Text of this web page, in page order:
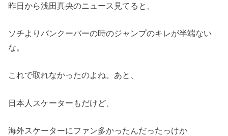
昨日から浅田真央のニュース見てると、
ソチよりバンクーバーの時のジャンプのキレが半端ない
な。
これで取れなかったのよね。あと、
日本人スケーターもだけど、
海外スケーターにファン多かったんだったっけか